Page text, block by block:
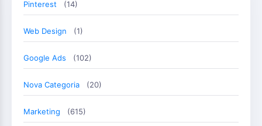
Pinterest (14)
Web Design (1)
Google Ads (102)
Nova Categoria (20)
Marketing (615)